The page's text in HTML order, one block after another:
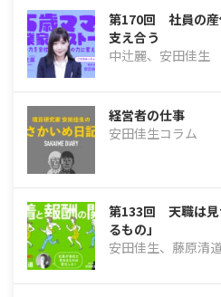
第170回 社員の産
支え合う
中辻麗、安田佳生
経営者の仕事
安田佳生コラム
第133回 天職は見
るもの」
安田佳生、藤原清道